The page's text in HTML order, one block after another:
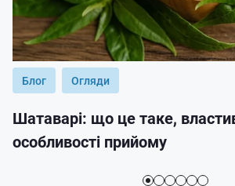
Блог Огляди
Шатаварі: що це таке,
особливості прийому